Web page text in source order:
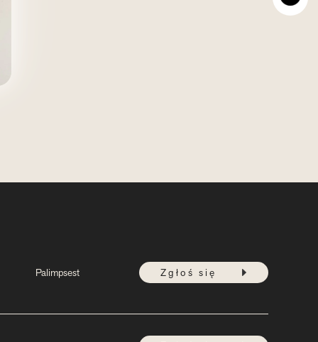
Palimpsest Zgłoś się